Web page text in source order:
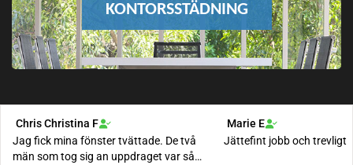
KONTORSSTÄDNING